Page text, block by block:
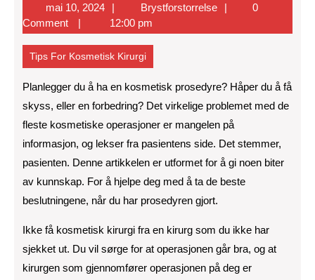
mai 10, 2024mai
10,
2024
BrystforstorrelseBrystforstorrelse
0
Comment
12:00 pm
Tips For Kosmetisk Kirurgi
Planlegger du å ha en kosmetisk prosedyre? Håper du å få
skyss, eller en forbedring? Det virkelige problemet med de
fleste kosmetiske operasjoner er mangelen på
informasjon, og lekser fra pasientens side. Det stemmer,
pasienten. Denne artikkelen er utformet for å gi noen biter
av kunnskap. For å hjelpe deg med å ta de beste
beslutningene, når du har prosedyren gjort.
Ikke få kosmetisk kirurgi fra en kirurg som du ikke har
sjekket ut. Du vil sørge for at operasjonen går bra, og at
kirurgen som gjennomfører operasjonen på deg er